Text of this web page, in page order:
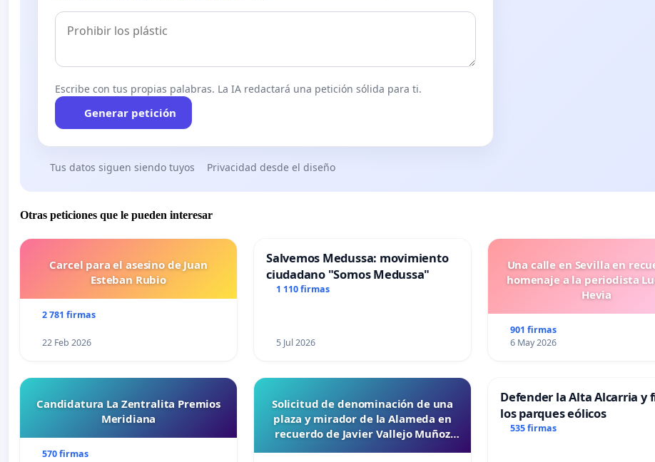
Escribe con tus propias palabras. La IA redactará una petición sólida para ti.
Generar petición
Tus datos siguen siendo tuyos Privacidad desde el diseño
Otras peticiones que le pueden interesar
Carcel para el asesino de Juan
Esteban Rubio
2 781 firmas
22 Feb 2026
Salvemos Medussa: movimiento
ciudadano "Somos Medussa"
1 110 firmas
5 Jul 2026
Una calle en Sevilla en
homenaje a la periodista
Hevia
901 firmas
6 May 2026
Candidatura La Zentralita Premios
Meridiana
570 firmas
Solicitud de denominación de una
plaza y mirador de la Alameda en
recuerdo de Javier Vallejo Muñoz
Defender la Alta Alcarria y
los parques eólicos
535 firmas